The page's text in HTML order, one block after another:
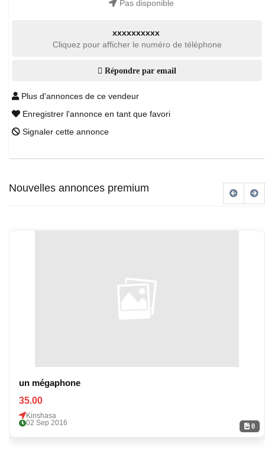
Pas disponible
xxxxxxxxxx
Cliquez pour afficher le numéro de téléphone
Répondre par email
Plus d'annonces de ce vendeur
Enregistrer l'annonce en tant que favori
Signaler cette annonce
Nouvelles annonces premium
0
un mégaphone
35.00
Kinshasa
02 Sep 2016